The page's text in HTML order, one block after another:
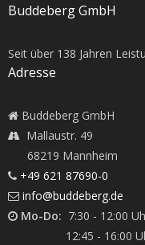
Buddeberg GmbH
Seit über 138 Jahren
Adresse
Buddeberg GmbH
Mallaustr. 49
68219 Mannheim
+49 621 87690-0
info@buddeberg.de
Mo-Do: 7:30 - 12:00
12:45 - 16:00